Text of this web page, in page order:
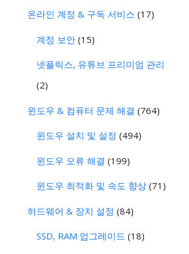
온라인 계정 & 구독 서비스 (17)
계정 보안 (15)
넷플릭스, 유튜브 프리미엄 관리
(2)
윈도우 & 컴퓨터 문제 해결 (764)
윈도우 설치 및 설정 (494)
윈도우 오류 해결 (199)
윈도우 최적화 및 속도 향상 (71)
하드웨어 & 장치 설정 (84)
SSD, RAM 업그레이드 (18)